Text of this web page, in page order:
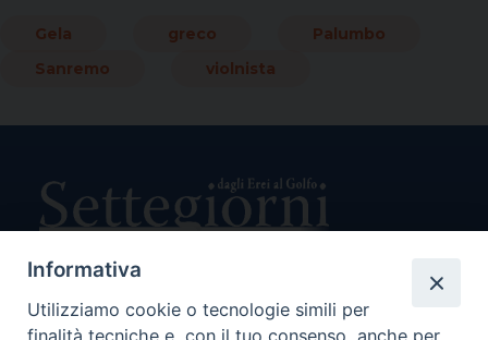
Gela greco
Palumbo
Sanremo
violnista
Direttore Responsabile Giuseppe Rabita
Direttore Amministrativo Salvatore Bruno
Informativa
Utilizziamo cookie o tecnologie simili per